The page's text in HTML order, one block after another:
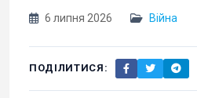
6 липня 2026 Війна
ПОДІЛИТИСЯ: